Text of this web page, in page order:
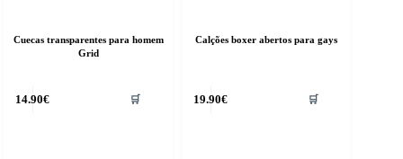
Cuecas transparentes para homem
Grid
14.90€ 🛒
Calções boxer abertos para gays
19.90€ 🛒
product